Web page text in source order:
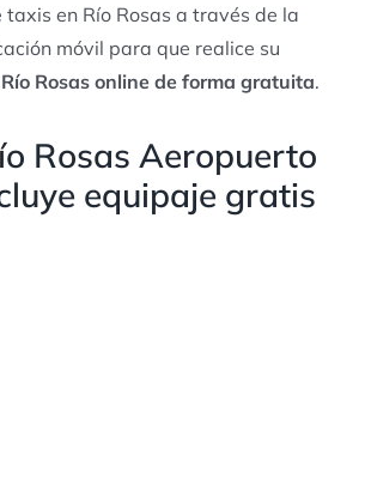
taxis en Río Rosas a través de la
móvil para que realice su
Rosas online de forma gratuita.
Rosas Aeropuerto
equipaje gratis